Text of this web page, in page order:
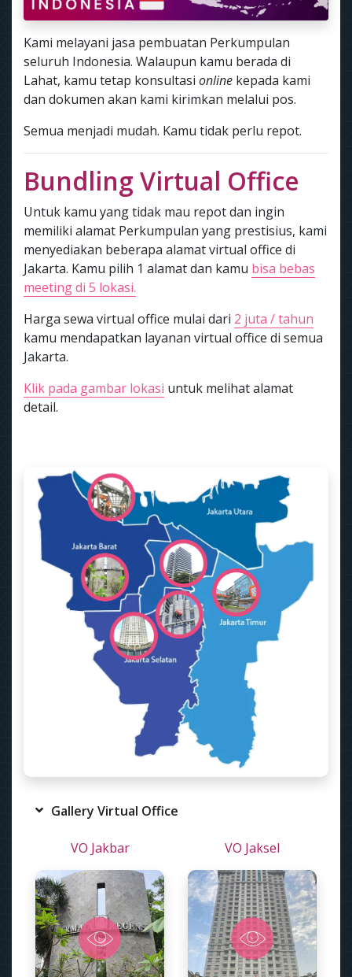
Kami melayani jasa pembuatan Perkumpulan
seluruh Indonesia. Walaupun kamu berada di
Lahat, kamu tetap konsultasi online kepada kami
dan dokumen akan kami kirimkan melalui pos.
Semua menjadi mudah. Kamu tidak perlu repot.
Bundling Virtual Office
Untuk kamu yang tidak mau repot dan ingin
memiliki alamat Perkumpulan yang prestisius, kami
menyediakan beberapa alamat virtual office di
Jakarta. Kamu pilih 1 alamat dan kamu bisa bebas
meeting di 5 lokasi.
Harga sewa virtual office mulai dari 2 juta / tahun
kamu mendapatkan layanan virtual office di semua
Jakarta.
Klik pada gambar lokasi untuk melihat alamat
detail.
Gallery Virtual Office
VO Jakbar VO Jaksel